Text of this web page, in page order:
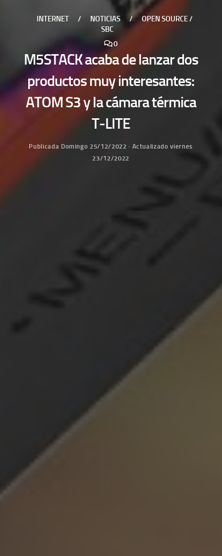
INTERNET / NOTICIAS /
OPEN SOURCE /
SBC
0
M5STACK acaba de lanzar dos
productos muy interesantes:
ATOM S3 y la cámara térmica
T-LITE
Publicada Domingo 25/12/2022 · Actualizadoviernes
23/12/2022